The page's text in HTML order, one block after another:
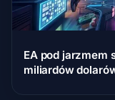
EA pod jarzmem
miliardów